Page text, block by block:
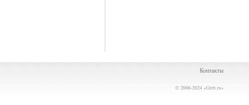
Контакты
© 2006-2024 «Greb.ru»